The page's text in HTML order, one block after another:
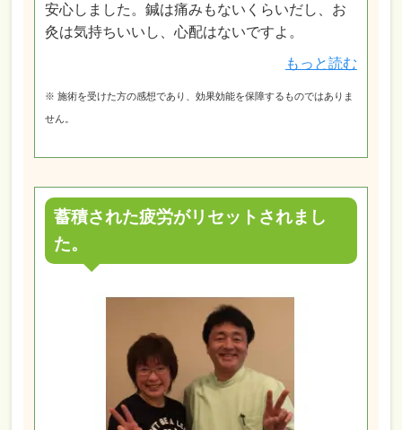
安心しました。鍼は痛みもないくらいだし、お
灸は気持ちいいし、心配はないですよ。
もっと読む
※ 施術を受けた方の感想であり、効果効能を保障するものではありま
せん。
蓄積された疲労がリセットされまし
た。